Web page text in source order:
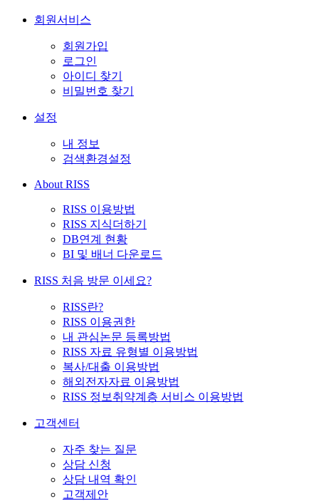
회원서비스
회원가입
로그인
아이디 찾기
비밀번호 찾기
설정
내 정보
검색환경설정
About RISS
RISS 이용방법
RISS 지식더하기
DB연계 현황
BI 및 배너 다운로드
RISS 처음 방문 이세요?
RISS란?
RISS 이용권한
내 관심논문 등록방법
RISS 자료 유형별 이용방법
복사/대출 이용방법
해외전자자료 이용방법
RISS 정보취약계층 서비스 이용방법
고객센터
자주 찾는 질문
상담 신청
상담 내역 확인
고객제안